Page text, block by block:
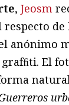
, Jeosm
anónimo
El